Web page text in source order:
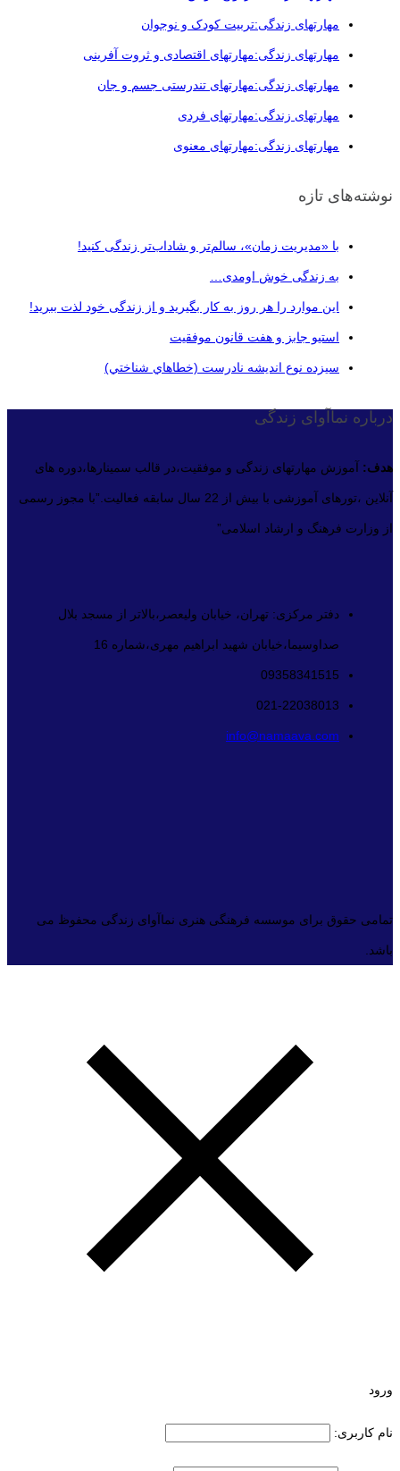
مهارتهای زندگی:تربیت کودک و نوجوان
مهارتهای زندگی:مهارتهای اقتصادی و ثروت آفرینی
مهارتهای زندگی:مهارتهای تندرستی جسم و جان
مهارتهای زندگی:مهارتهای فردی
مهارتهای زندگی:مهارتهای معنوی
نوشته‌های تازه
با «مدیریت زمان»، سالم‌تر و شاداب‌تر زندگی کنید!
به زندگی خوش اومدی…
این موارد را هر روز به کار بگیرید و از زندگی خود لذت ببرید!
استیو جابز و هفت قانون موفقیت
سيزده نوع انديشه نادرست (خطاهاي شناختي)
درباره نماآوای زندگی
هدف: آموزش مهارتهای زندگی و موفقیت،در قالب سمینارها،دوره های
آنلاین ،تورهای آموزشی با بیش از 22 سال سابقه فعالیت.”با مجوز رسمی
از وزارت فرهنگ و ارشاد اسلامی”
دفتر مرکزی: تهران، خیابان ولیعصر،بالاتر از مسجد بلال
صداوسیما،خیابان شهید ابراهیم مهری،شماره 16
09358341515
021-22038013
info@namaava.com
تمامی حقوق برای موسسه فرهنگی هنری نماآوای زندگی محفوظ می
باشد.
ورود
نام کاربری: